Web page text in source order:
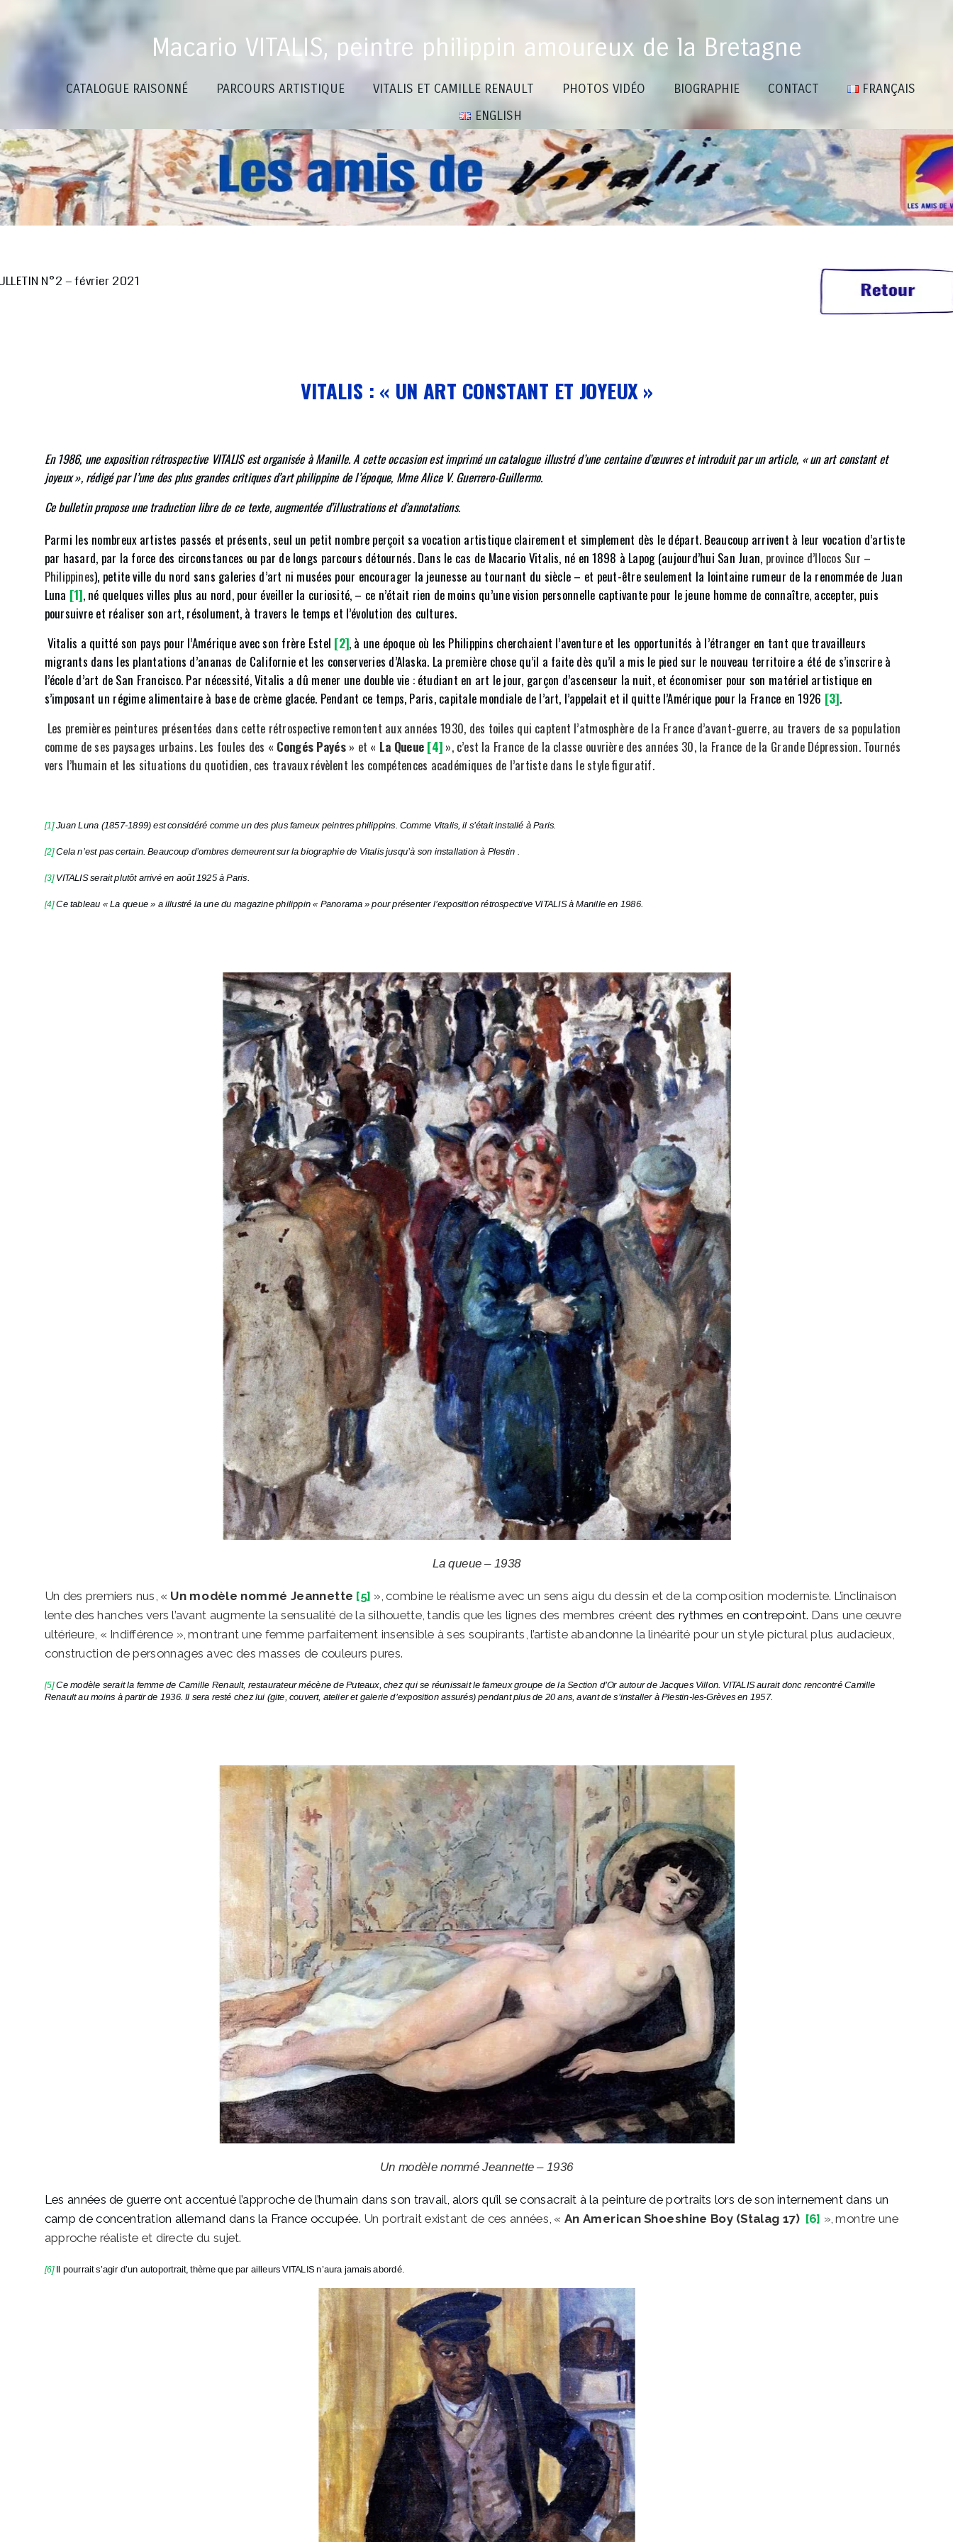
au
Macario VITALIS, peintre philippin amoureux de la Bretagne
CATALOGUE RAISONNÉ PARCOURS ARTISTIQUE VITALIS ET CAMILLE RENAULT PHOTOS VIDÉO BIOGRAPHIE CONTACT
FRANÇAIS
ENGLISH
N°2 – février 2021
VITALIS : « UN ART CONSTANT ET JOYEUX »
En 1986, une exposition rétrospective VITALIS est organisée à Manille. A cette occasion est imprimé un catalogue illustré d’une centaine d’œuvres et introduit par un article, « un art constant et
joyeux », rédigé par l’une des plus grandes critiques d’art philippine de l’époque, Mme Alice V. Guerrero-Guillermo.
Ce bulletin propose une traduction libre de ce texte, augmentée d’illustrations et d’annotations.
Parmi les nombreux artistes passés et présents, seul un petit nombre perçoit sa vocation artistique clairement et simplement dès le départ. Beaucoup arrivent à leur vocation d’artiste
par hasard, par la force des circonstances ou par de longs parcours détournés. Dans le cas de Macario Vitalis, né en 1898 à Lapog (aujourd’hui San Juan, province d’Ilocos Sur –
Philippines), petite ville du nord sans galeries d’art ni musées pour encourager la jeunesse au tournant du siècle – et peut-être seulement la lointaine rumeur de la renommée de Juan
Luna [1], né quelques villes plus au nord, pour éveiller la curiosité, – ce n’était rien de moins qu’une vision personnelle captivante pour le jeune homme de connaître, accepter, puis
poursuivre et réaliser son art, résolument, à travers le temps et l’évolution des cultures.
Vitalis a quitté son pays pour l’Amérique avec son frère Estel [2], à une époque où les Philippins cherchaient l’aventure et les opportunités à l’étranger en tant que travailleurs
migrants dans les plantations d’ananas de Californie et les conserveries d’Alaska. La première chose qu’il a faite dès qu’il a mis le pied sur le nouveau territoire a été de s’inscrire à
l’école d’art de San Francisco. Par nécessité, Vitalis a dû mener une double vie : étudiant en art le jour, garçon d’ascenseur la nuit, et économiser pour son matériel artistique en
s’imposant un régime alimentaire à base de crème glacée. Pendant ce temps, Paris, capitale mondiale de l’art, l’appelait et il quitte l’Amérique pour la France en 1926 [3].
Les premières peintures présentées dans cette rétrospective remontent aux années 1930, des toiles qui captent l’atmosphère de la France d’avant-guerre, au travers de sa population
comme de ses paysages urbains. Les foules des « Congés Payés » et « La Queue [4] », c’est la France de la classe ouvrière des années 30, la France de la Grande Dépression. Tournés
vers l’humain et les situations du quotidien, ces travaux révèlent les compétences académiques de l’artiste dans le style figuratif.
[1]Juan Luna (1857-1899) est considéré comme un des plus fameux peintres philippins. Comme Vitalis, il s’était installé à Paris.
[2]Cela n’est pas certain. Beaucoup d’ombres demeurent sur la biographie de Vitalis jusqu’à son installation à Plestin .
[3]VITALIS serait plutôt arrivé en août 1925 à Paris.
[4]Ce tableau « La queue » a illustré la une du magazine philippin « Panorama » pour présenter l’exposition rétrospective VITALIS à Manille en 1986.
La queue – 1938
Un des premiers nus, « Un modèle nommé Jeannette [5] », combine le réalisme avec un sens aigu du dessin et de la composition moderniste. L’inclinaison
lente des hanches vers l’avant augmente la sensualité de la silhouette, tandis que les lignes des membres créent des rythmes en contrepoint. Dans une œuvre
ultérieure, « Indifférence », montrant une femme parfaitement insensible à ses soupirants, l’artiste abandonne la linéarité pour un style pictural plus audacieux,
construction de personnages avec des masses de couleurs pures.
[5]Ce modèle serait la femme de Camille Renault, restaurateur mécène de Puteaux, chez qui se réunissait le fameux groupe de la Section d’Or autour de Jacques Villon. VITALIS aurait donc rencontré Camille
Renault au moins à partir de 1936. Il sera resté chez lui (gite, couvert, atelier et galerie d’exposition assurés) pendant plus de 20 ans, avant de s’installer à Plestin-les-Grèves en 1957.
Un modèle nommé Jeannette – 1936
Les années de guerre ont accentué l’approche de l’humain dans son travail, alors qu’il se consacrait à la peinture de portraits lors de son internement dans un
camp de concentration allemand dans la France occupée. Un portrait existant de ces années, « An American Shoeshine Boy (Stalag 17) [6] », montre une
approche réaliste et directe du sujet.
[6] Il pourrait s’agir d’un autoportrait, thème que par ailleurs VITALIS n’aura jamais abordé.